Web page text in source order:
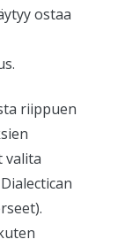
ostaa
riippuen
valita